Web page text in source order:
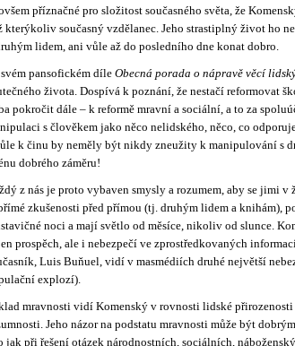
příznačné pro složitost současného světa, že
kterýkoliv současný vzdělanec. Jeho strastiplný život ho
lidem, ani vůle až do posledního dne konat dobro.
pansofickém díle Obecná porada o nápravě věcí
života. Dospívá k poznání, že nestačí reformovat
pokročit dále – k reformě mravní a sociální, a to za
s člověkem jako něco nelidského, něco, co
k činu by neměly být nikdy zneužity k manipulování s
dobrého záměru!
z nás je proto vybaven smysly a rozumem, aby se jimi
zkušenosti před přímou (tj. druhým lidem a knihám),
noci a mají světlo od měsíce, nikoliv od slunce.
prospěch, ale i nebezpečí ve zprostředkovaných
Luis Buňuel, vidí v masmédiích druhé největší
explozí).
mravnosti vidí Komenský v rovnosti lidské
Jeho názor na podstatu mravnosti může být
jak při řešení otázek národnostních, sociálních,